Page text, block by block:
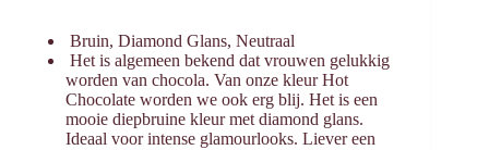
Bruin, Diamond Glans, Neutraal
Het is algemeen bekend dat vrouwen gelukkig
worden van chocola. Van onze kleur Hot
Chocolate worden we ook erg blij. Het is een
mooie diepbruine kleur met diamond glans.
Ideaal voor intense glamourlooks. Liever een